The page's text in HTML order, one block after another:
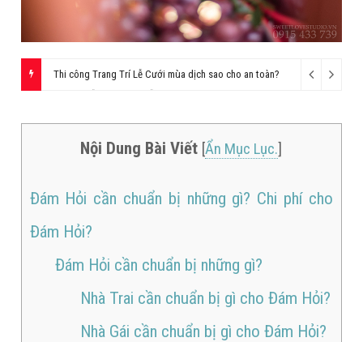
Thi công Trang Trí Lễ Cưới mùa dịch sao cho an toàn?
Những mẫu Trang Trí Lễ Cưới đẹp trong mùa Covid
Nội Dung Bài Viết [Ẩn Mục Lục.]
Đám Hỏi cần chuẩn bị những gì? Chi phí cho
Đám Hỏi?
Đám Hỏi cần chuẩn bị những gì?
Nhà Trai cần chuẩn bị gì cho Đám Hỏi?
Nhà Gái cần chuẩn bị gì cho Đám Hỏi?